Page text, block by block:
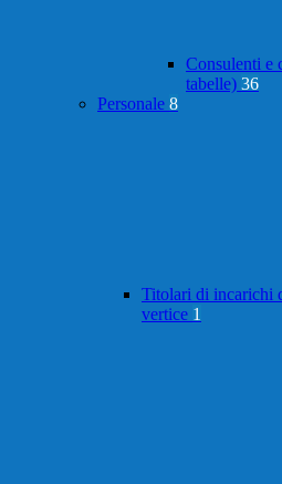
Consulenti e
tabelle) 36
Personale 8
Titolari di incarichi
vertice 1